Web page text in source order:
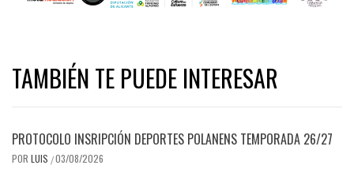
TAMBIÉN TE PUEDE INTERESAR
PROTOCOLO INSRIPCIÓN DEPORTES POLANENS TEMPORADA 26/27
POR LUIS /03/08/2026